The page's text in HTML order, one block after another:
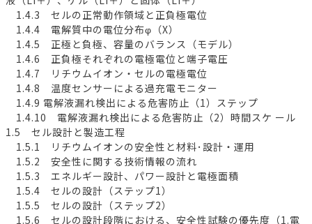
1.4.3 セルの正常動作領域と正負極電位
1.4.4 電解質中の電位分布φ（X）
1.4.5 正極と負極、容量のバランス（モデル）
1.4.6 正負極それぞれの電極電位と端子電圧
1.4.7 リチウムイオン・セルの電極電位
1.4.8 温度センサーによる過充電モニター
1.4.9 電解液漏れ検出による危害防止（1）ステップ
1.4.10 電解液漏れ検出による危害防止（2）時間スケ ール
1.5 セル設計と製造工程
1.5.1 リチウムイオンの安全性と材料･設計・運用
1.5.2 安全性に関する技術情報の流れ
1.5.3 エネルギー設計、パワー設計と電極面積
1.5.4 セルの設計（ステップ1）
1.5.5 セルの設計（ステップ2）
1.5.6 セルの設計段階における、安全性試験の優先度（1.電